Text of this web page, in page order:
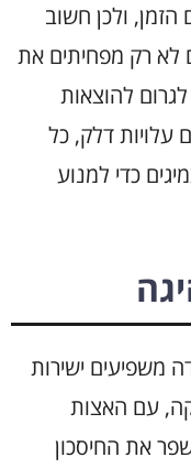
ולכן חשוב
לא רק מפחיתים את
להוצאות
עלויות דלק, כל
כדי למנוע
משפיעים ישירות
עם האצות
את החיסכון